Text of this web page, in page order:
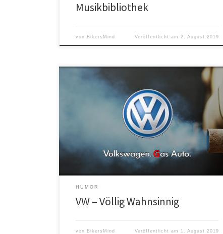
Musikbibliothek
von BikersMind Veröffentlicht am 2. August 2019
Der Vergasungs-Wunder Konzern wurde 1937 von
Adolf Hitler – einem Verfechter der Menschen
Vergasung – unter dem damaligem Namen
Volkswagen AG gegründet. Der Gründer allerdings
scheiterte auf politischer Ebene an dem Ziel
Deutschland zu einer Weltmacht auszubauen. Nach
dem ab 1942 aufgelegten Konjunkturprogramm „BRD
Wiederaufbau“, dass über 50 Jahre sehr […]
HUMOR
VW – Völlig Wahnsinnig
von BikersMind Veröffentlicht am 1. August 2019